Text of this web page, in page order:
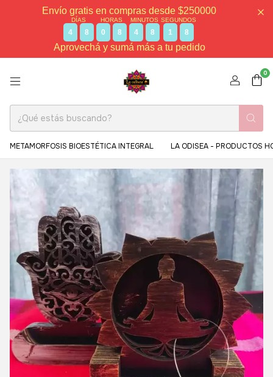
Envío gratis en compras desde $250000
DÍAS
4 8
HORAS
0 8
MINUTOS
4 8
SEGUNDOS
1 8
Aprovechá y sumá más a tu pedido
0
METAMORFOSIS BIOESTÉTICA INTEGRAL LA ODISEA - PRODUCTOS